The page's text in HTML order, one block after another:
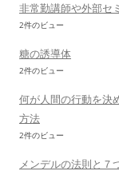
非常勤講師や外部セ
2件のビュー
糖の誘導体
2件のビュー
何が人間の行動を決
方法
2件のビュー
メンデルの法則と７